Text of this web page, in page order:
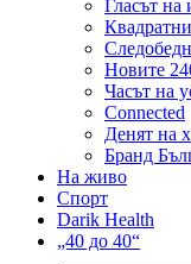
Гласът на
Новите
Часът на
Connected
Денят на
Бранд
На живо
Спорт
Darik Health
„40 до 40“